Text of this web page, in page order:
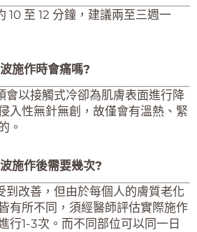
10 至 12 分鐘，建議兩至三週一
施作時會痛嗎?
會以接觸式冷卻為肌膚表面進行降
入性無針無創，故僅會有溫熱、緊
。
施作後需要幾次?
到改善，但由於每個人的膚質老化
有所不同，須經醫師評估實際施作
行1-3次。而不同部位可以同一日